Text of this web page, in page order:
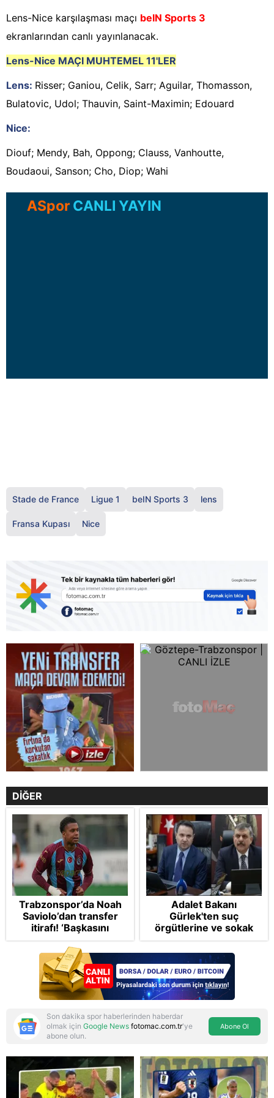
Reddet
Lens-Nice karşılaşması maçı beIN Sports 3
ekranlarından canlı yayınlanacak.
Lens-Nice MAÇI MUHTEMEL 11'LER
Lens: Risser; Ganiou, Celik, Sarr; Aguilar, Thomasson,
Bulatovic, Udol; Thauvin, Saint-Maximin; Edouard
Nice:
Diouf; Mendy, Bah, Oppong; Clauss, Vanhoutte,
Boudaoui, Sanson; Cho, Diop; Wahi
ASpor CANLI YAYIN
Stade de France Ligue 1 beIN Sports 3 lens
Fransa Kupası Nice
DİĞER
Trabzonspor’da Noah
Saviolo’dan transfer
itirafı! ‘Başkasını
izlemeye geldi’
Adalet Bakanı
Gürlek'ten suç
örgütlerine ve sokak
çetelerine net mesaj:
"Devlet tepenize
binecek"
Son dakika spor haberlerinden haberdar
olmak için Google News fotomac.com.tr'ye
abone olun.
Abone Ol